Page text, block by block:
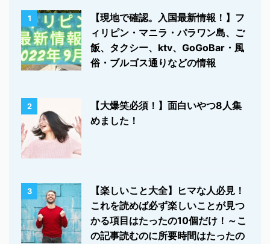
1
【現地で確認。入国最新情報！】フ
ィリピン・マニラ・パラワン島、ご
飯、タクシー、ktv、GoGoBar・風
俗・ブルゴス通りなどの情報
2
【大爆笑必須！】面白いやつ8人集
めました！
3
【楽しいこと大全】ヒマな人必見！
これを読めば必ず楽しいことが見つ
かる項目はたったの10個だけ！～こ
の記事読むのに所要時間はたったの